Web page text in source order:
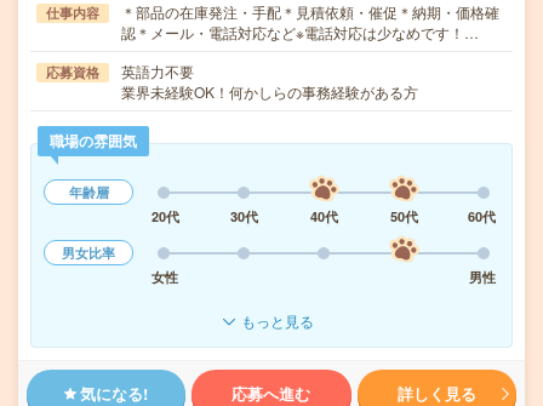
仕事内容
＊部品の在庫発注・手配＊見積依頼・催促＊納期・価格確
認＊メール・電話対応など※電話対応は少なめです！…
応募資格
英語力不要
業界未経験OK！何かしらの事務経験がある方
職場の雰囲気
年齢層
20代
30代 40代 50代
60代
男女比率
女性
男性
もっと見る
気になる! 応募へ進む 詳しく見る